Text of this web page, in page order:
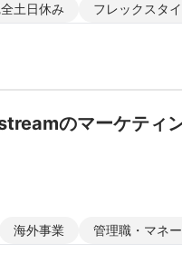
土日休み フレックスタ
のマーケティ
海外事業 管理職・マネ